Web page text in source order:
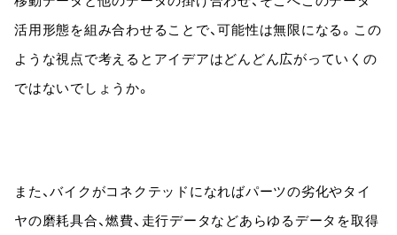
活用形態を組み合わせることで、可能性は無限になる。この
ような視点で考えるとアイデアはどんどん広がっていくの
ではないでしょうか。
また、バイクがコネクテッドになればパーツの劣化やタイ
ヤの磨耗具合、燃費、走行データなどあらゆるデータを取得